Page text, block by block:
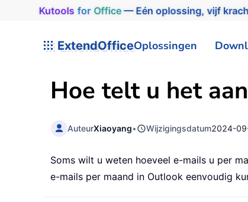
Kutools for Office— Eén oplossing, vijf
ExtendOfficeOplossingen
Hoe telt u het
AuteurXiaoyang• Wijzigingsdatum2024-
Soms wilt u weten hoeveel e-mails u per
e-mails per maand in Outlook eenvoudig